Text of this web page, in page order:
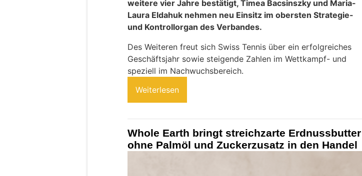
weitere vier Jahre bestätigt, Timea Bacsinszky und Maria-
Laura Eldahuk nehmen neu Einsitz im obersten Strategie-
und Kontrollorgan des Verbandes.
Des Weiteren freut sich Swiss Tennis über ein erfolgreiches
Geschäftsjahr sowie steigende Zahlen im Wettkampf- und
speziell im Nachwuchsbereich.
Weiterlesen
Whole Earth bringt streichzarte Erdnussbutter
ohne Palmöl und Zuckerzusatz in den Handel